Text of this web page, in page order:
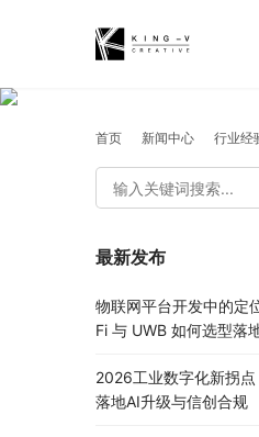
首页 新闻中心 行业经
最新发布
物联网平台开发中的定
Fi 与 UWB 如何选型落
2026工业数字化新拐
落地AI升级与信创合规